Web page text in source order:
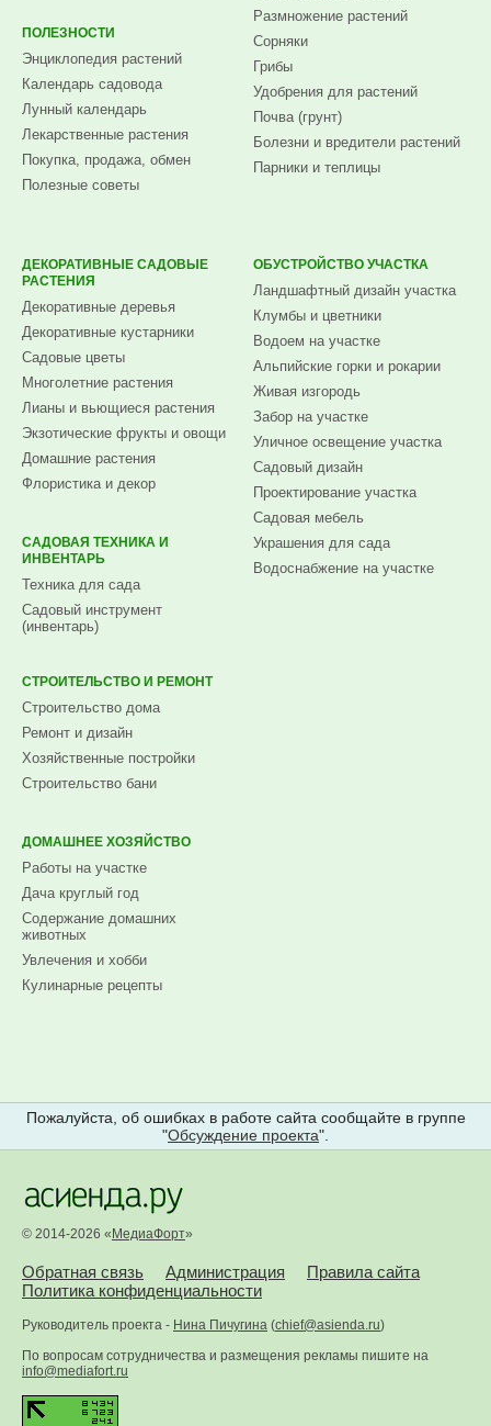
ПОЛЕЗНОСТИ
Энциклопедия растений
Календарь садовода
Лунный календарь
Лекарственные растения
Покупка, продажа, обмен
Полезные советы
Размножение растений
Сорняки
Грибы
Удобрения для растений
Почва (грунт)
Болезни и вредители растений
Парники и теплицы
ДЕКОРАТИВНЫЕ САДОВЫЕ
РАСТЕНИЯ
Декоративные деревья
Декоративные кустарники
Садовые цветы
Многолетние растения
Лианы и вьющиеся растения
Экзотические фрукты и овощи
Домашние растения
Флористика и декор
САДОВАЯ ТЕХНИКА И
ИНВЕНТАРЬ
Техника для сада
Садовый инструмент
(инвентарь)
ОБУСТРОЙСТВО УЧАСТКА
Ландшафтный дизайн участка
Клумбы и цветники
Водоем на участке
Альпийские горки и рокарии
Живая изгородь
Забор на участке
Уличное освещение участка
Садовый дизайн
Проектирование участка
Садовая мебель
Украшения для сада
Водоснабжение на участке
СТРОИТЕЛЬСТВО И РЕМОНТ
Строительство дома
Ремонт и дизайн
Хозяйственные постройки
Строительство бани
ДОМАШНЕЕ ХОЗЯЙСТВО
Работы на участке
Дача круглый год
Содержание домашних
животных
Увлечения и хобби
Кулинарные рецепты
Пожалуйста, об ошибках в работе сайта сообщайте в группе
"Обсуждение проекта".
© 2014-2026 «МедиаФорт»
Обратная связь Администрация
Правила сайта
Политика конфиденциальности
Руководитель проекта - Нина Пичугина (chief@asienda.ru)
По вопросам сотрудничества и размещения рекламы пишите на
info@mediafort.ru